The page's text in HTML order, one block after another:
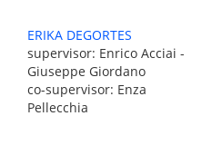
ERIKA DEGORTES
supervisor: Enrico Acciai -
Giuseppe Giordano
co-supervisor: Enza
Pellecchia